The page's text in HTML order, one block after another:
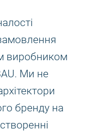
виробником
Ми не
бренду на